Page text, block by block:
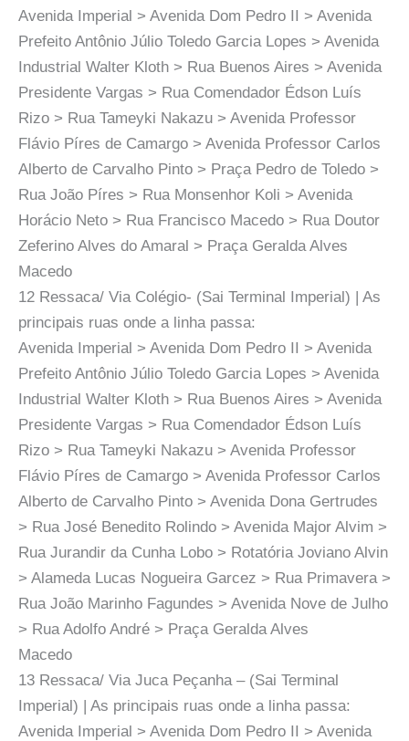
Avenida Imperial > Avenida Dom Pedro II > Avenida
Prefeito Antônio Júlio Toledo Garcia Lopes > Avenida
Industrial Walter Kloth > Rua Buenos Aires > Avenida
Presidente Vargas > Rua Comendador Édson Luís
Rizo > Rua Tameyki Nakazu > Avenida Professor
Flávio Píres de Camargo > Avenida Professor Carlos
Alberto de Carvalho Pinto > Praça Pedro de Toledo >
Rua João Píres > Rua Monsenhor Koli > Avenida
Horácio Neto > Rua Francisco Macedo > Rua Doutor
Zeferino Alves do Amaral > Praça Geralda Alves
Macedo
12 Ressaca/ Via Colégio- (Sai Terminal Imperial) | As
principais ruas onde a linha passa:
Avenida Imperial > Avenida Dom Pedro II > Avenida
Prefeito Antônio Júlio Toledo Garcia Lopes > Avenida
Industrial Walter Kloth > Rua Buenos Aires > Avenida
Presidente Vargas > Rua Comendador Édson Luís
Rizo > Rua Tameyki Nakazu > Avenida Professor
Flávio Píres de Camargo > Avenida Professor Carlos
Alberto de Carvalho Pinto > Avenida Dona Gertrudes
> Rua José Benedito Rolindo > Avenida Major Alvim >
Rua Jurandir da Cunha Lobo > Rotatória Joviano Alvin
> Alameda Lucas Nogueira Garcez > Rua Primavera >
Rua João Marinho Fagundes > Avenida Nove de Julho
> Rua Adolfo André > Praça Geralda Alves
Macedo
13 Ressaca/ Via Juca Peçanha – (Sai Terminal
Imperial) | As principais ruas onde a linha passa:
Avenida Imperial > Avenida Dom Pedro II > Avenida